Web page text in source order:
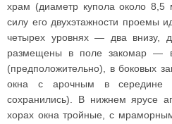
храм (диаметр купола около
силу его двухэтажности проемы
четырех уровнях — два внизу,
размещены в поле закомар —
(предположительно), в боковых
окна с арочным в середине
сохранились). В нижнем ярусе
хорах окна тройные, с